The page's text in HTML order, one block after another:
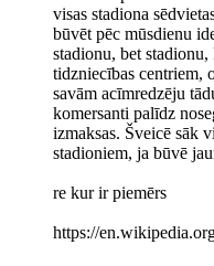
visas stadiona
būvēt pēc mūsdienu
stadionu, bet
tidzniecības centriem,
savām acīmredzēju
komersanti palīdz
izmaksas. Šveicē sāk
stadioniem, ja būvē
re kur ir piemērs
https://